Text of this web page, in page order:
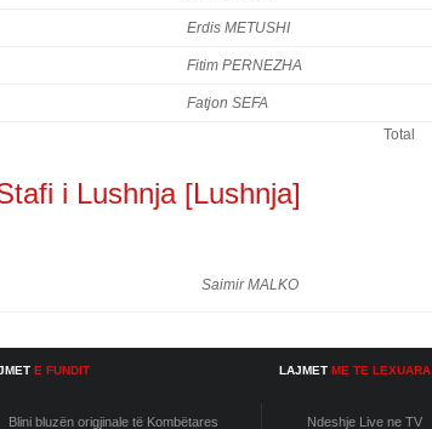
Erdis METUSHI
Fitim PERNEZHA
Fatjon SEFA
Total
i Lushnja [Lushnja]
Saimir MALKO
E FUNDIT
Blini bluzën origjinale të Kombëtares
LAJMET ME TE LEXUARA
Ndeshje Live ne TV